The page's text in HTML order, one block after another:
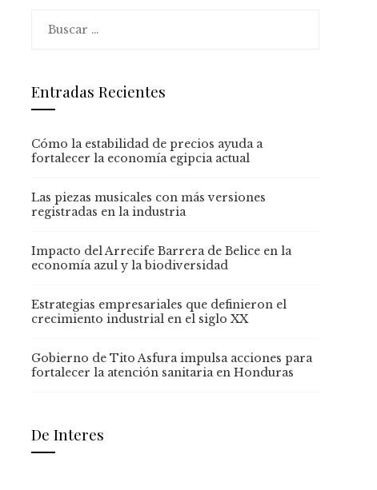
Entradas Recientes
Cómo la estabilidad de precios ayuda a
fortalecer la economía egipcia actual
Las piezas musicales con más versiones
registradas en la industria
Impacto del Arrecife Barrera de Belice en la
economía azul y la biodiversidad
Estrategias empresariales que definieron el
crecimiento industrial en el siglo XX
Gobierno de Tito Asfura impulsa acciones para
fortalecer la atención sanitaria en Honduras
De Interes